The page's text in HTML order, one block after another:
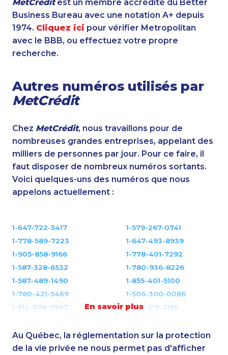
MetCréditest un membre accrédité du Better
Business Bureau avec une notation A+ depuis
1974. Cliquez ici pour vérifier Metropolitan
avec le BBB, ou effectuez votre propre
recherche.
Autres numéros utilisés par
MetCrédit
Chez MetCrédit, nous travaillons pour de
nombreuses grandes entreprises, appelant des
milliers de personnes par jour. Pour ce faire, il
faut disposer de nombreux numéros sortants.
Voici quelques-uns des numéros que nous
appelons actuellement :
En savoir plus
1-647-722-5417
1-579-267-0741
1-778-589-7223
1-647-493-8939
1-905-858-9166
1-778-401-7292
1-587-328-6532
1-780-936-8226
1-587-489-1490
1-855-401-5100
1-780-421-5469
1-506-300-0086
1-514-878-9907
1-587-319-2156
1-778-401-7289
1-587-328-6577
1-877-904-9154
1-514-798-8832
Au Québec, la réglementation sur la protection
de la vie privée ne nous permet pas d'afficher